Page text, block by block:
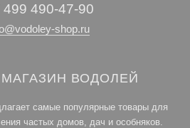
499 490-47-90
shop.ru
ВОДОЛЕЙ
самые популярные товары для
частых домов, дач и особняков.